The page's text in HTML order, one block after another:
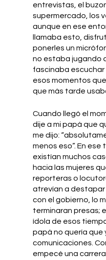
entrevistas, el
supermercado, los
aunque en ese
llamaba esto,
ponerles un
no estaba jugando
fascinaba escuchar
esos momentos
que más tarde
Cuando llegó el
dije a mi papá que
me dijo:
menos eso”. En
existían muchos
hacia las mujeres
reporteras o
atrevían a
con el gobierno, lo
terminaran presas;
ídola de esos
papá no quería que
comunicaciones.
empecé una